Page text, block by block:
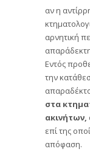
αν η
αρνητική
Εντός
την
στα
ακινήτων,
επί της
απόφαση.